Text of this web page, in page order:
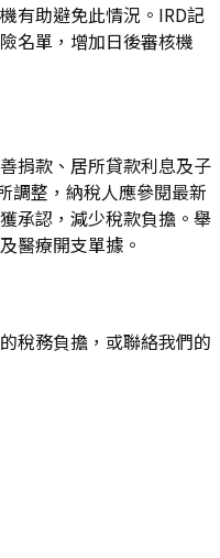
有助避免此情況。IRD記
名單，增加日後審核機
捐款、居所貸款利息及子
調整，納稅人應參閱最新
承認，減少稅款負擔。舉
醫療開支單據。
稅務負擔，或聯絡我們的